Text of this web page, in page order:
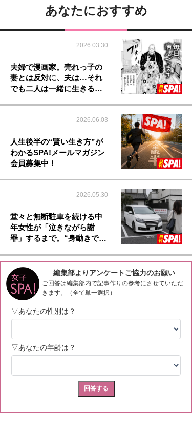
あなたにおすすめ
2026.03.30
夫婦で漫画家。売れっ子の
妻とは反対に、夫は…それ
でも二人は一緒に生きる…
2026.06.03
人生後半の“賢い生き方”が
わかるSPA!メールマガジン
会員募集中！
2026.05.30
堂々と無断駐車を続ける中
年女性が「泣きながら謝
罪」するまで。“身動きで…